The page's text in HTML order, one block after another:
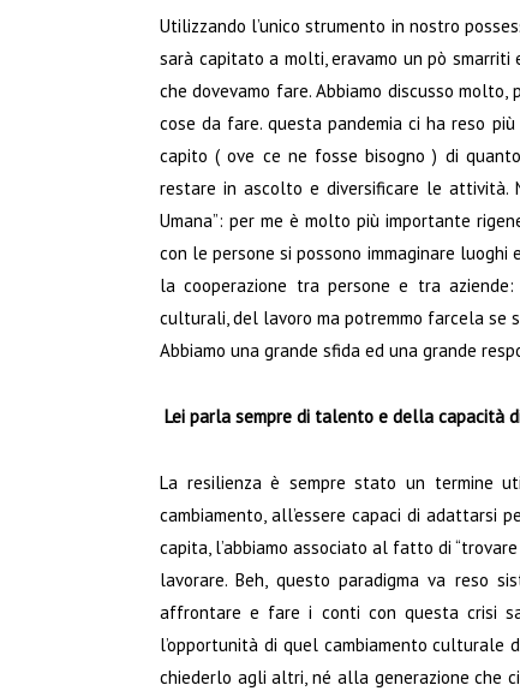
Utilizzando l’unico strumento in nostro
sarà capitato a molti, eravamo un pò
che dovevamo fare. Abbiamo discusso
cose da fare. questa pandemia ci ha reso
capito ( ove ce ne fosse bisogno ) di
restare in ascolto e diversificare le attività.
Umana”: per me è molto più importante
con le persone si possono immaginare
la cooperazione tra persone e tra
culturali, del lavoro ma potremmo farcela se
Abbiamo una grande sfida ed una grande
Lei parla sempre di talento e della capacità
La resilienza è sempre stato un termine
cambiamento, all’essere capaci di adattarsi
capita, l’abbiamo associato al fatto di
lavorare. Beh, questo paradigma va reso
affrontare e fare i conti con questa crisi
l’opportunità di quel cambiamento culturale
chiederlo agli altri, né alla generazione che